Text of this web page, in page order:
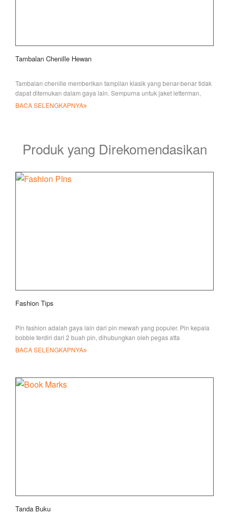
Tambalan Chenille Hewan
Tambalan chenille memberikan tampilan klasik yang benar-benar tidak
dapat ditemukan dalam gaya lain. Sempurna untuk jaket letterman,
olahraga j
BACA SELENGKAPNYA
Produk yang Direkomendasikan
Fashion Tips
Pin fashion adalah gaya lain dari pin mewah yang populer. Pin kepala
bobble terdiri dari 2 buah pin, dihubungkan oleh pegas atta
BACA SELENGKAPNYA
Tanda Buku